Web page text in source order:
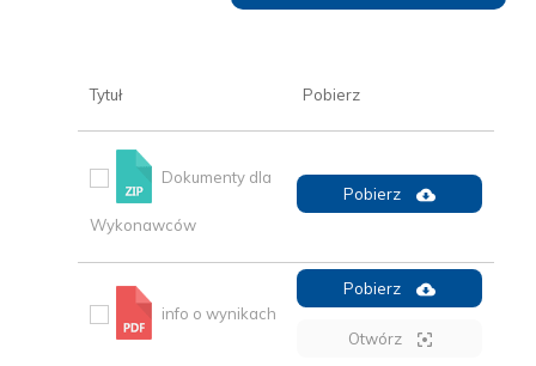
Tytuł Pobierz
Dokumenty dla
Wykonawców
Pobierz
info o wynikach
Pobierz
Otwórz